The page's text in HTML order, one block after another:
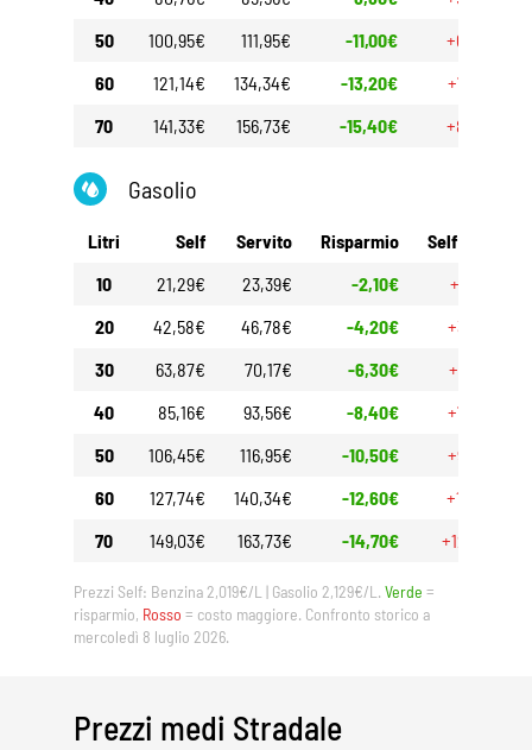
50
100,95€ 111,95€ -11,00€
+6,25€
60
121,14€ 134,34€ -13,20€
+7,50€
70
141,33€ 156,73€ -15,40€ +8,75€
Gasolio
Litri Self Servito Risparmio Self 30gg
10
21,29€ 23,39€ -2,10€
+1,85€
20
42,58€ 46,78€ -4,20€
+3,70€
30
63,87€ 70,17€ -6,30€
+5,55€
40
85,16€ 93,56€ -8,40€
+7,40€
50
106,45€ 116,95€ -10,50€
+9,25€
60
127,74€ 140,34€ -12,60€
+11,10€
70
149,03€ 163,73€ -14,70€ +12,95€
Prezzi Self: Benzina 2,019€/L | Gasolio 2,129€/L. Verde =
risparmio, Rosso = costo maggiore. Confronto storico a
mercoledì 8 luglio 2026.
Prezzi medi Stradale